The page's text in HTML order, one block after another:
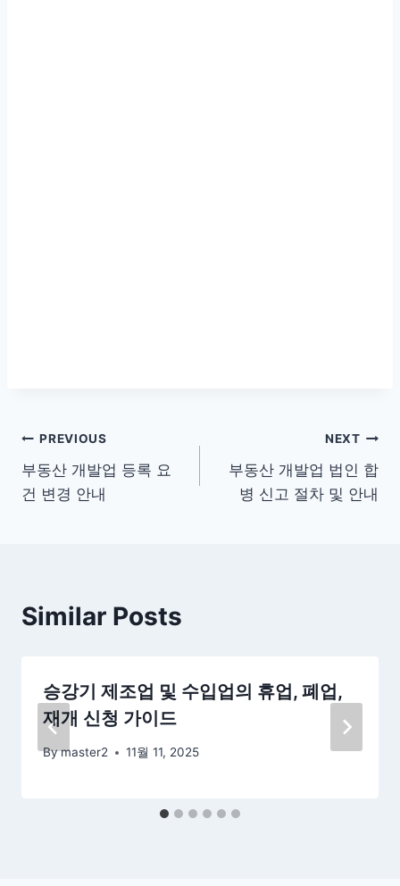
글
탐
PREVIOUS
부동산 개발업 등록 요
건 변경 안내
NEXT
부동산 개발업 법인 합
병 신고 절차 및 안내
Similar Posts
승강기 제조업 및 수입업의 휴업, 폐업,
재개 신청 가이드
Bymaster2 11월 11, 2025